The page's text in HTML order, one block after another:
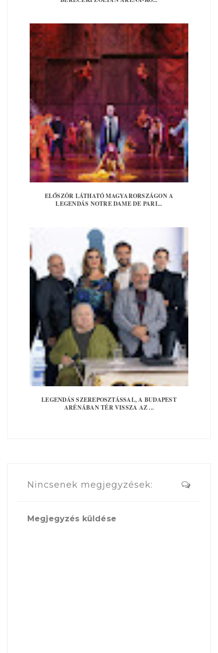
ELŐSZÖR LÁTHATÓ MAGYARORSZÁGON A
LEGENDÁS NOTRE DAME DE PARI...
LEGENDÁS SZEREPOSZTÁSSAL, A BUDAPEST
ARÉNÁBAN TÉR VISSZA AZ ...
Nincsenek megjegyzések:
Megjegyzés küldése